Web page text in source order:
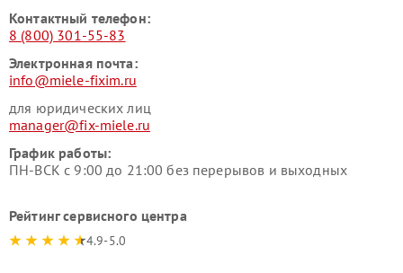
Контактный телефон:
8 (800) 301-55-83
Электронная почта:
info@miele-fixim.ru
для юридических лиц
manager@fix-miele.ru
График работы:
ПН-ВСК с 9:00 до 21:00 без перерывов и выходных
Рейтинг сервисного центра
4.9-5.0